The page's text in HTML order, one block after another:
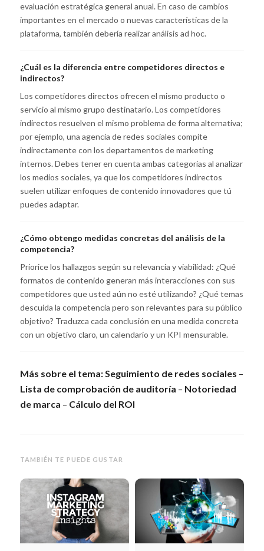
evaluación estratégica general anual. En caso de cambios
importantes en el mercado o nuevas características de la
plataforma, también debería realizar análisis ad hoc.
¿Cuál es la diferencia entre competidores directos e
indirectos?
Los competidores directos ofrecen el mismo producto o
servicio al mismo grupo destinatario. Los competidores
indirectos resuelven el mismo problema de forma alternativa;
por ejemplo, una agencia de redes sociales compite
indirectamente con los departamentos de marketing
internos. Debes tener en cuenta ambas categorías al analizar
los medios sociales, ya que los competidores indirectos
suelen utilizar enfoques de contenido innovadores que tú
puedes adaptar.
¿Cómo obtengo medidas concretas del análisis de la
competencia?
Priorice los hallazgos según su relevancia y viabilidad: ¿Qué
formatos de contenido generan más interacciones con sus
competidores que usted aún no esté utilizando? ¿Qué temas
descuida la competencia pero son relevantes para su público
objetivo? Traduzca cada conclusión en una medida concreta
con un objetivo claro, un calendario y un KPI mensurable.
Más sobre el tema:Seguimiento de redes sociales –
Lista de comprobación de auditoría – Notoriedad
de marca – Cálculo del ROI
TAMBIÉN TE PUEDE GUSTAR